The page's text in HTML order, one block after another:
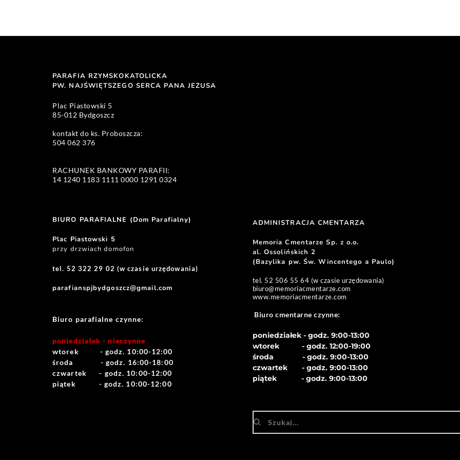
PARAFIA RZYMSKOKATOLICKA
PW. NAJŚWIĘTSZEGO SERCA PANA JEZUSA
Plac Piastowski 5
85-012 Bydgoszcz
kontakt do ks. Proboszcza:
504 062 376
RACHUNEK BANKOWY PARAFII:
14 1240 1183 1111 0000 1291 0324
BIURO PARAFIALNE (Dom Parafialny)
Plac Piastowski 5
przy drzwiach domofon
tel. 52 322 29 02 (w czasie urzędowania)
parafianspjbydgoszcz@gmail.com
Biuro parafialne czynne:
poniedziałek - nieczynne
wtorek          - godz. 10:00-12:00
środa             - godz. 16:00-18:00
czwartek      - godz. 10:00-12:00
piątek           - godz. 10:00-12:00
ADMINISTRACJA CMENTARZA
Memoria Cmentarze Sp. z o.o.
al. Ossolińskich 2
(Bazylika pw. Św. Wincentego a Paulo)
tel. 52 506 55 64 (w czasie urzędowania)
biuro@memoriacmentarze.com
www.memoriacmentarze.com
Biuro cmentarne czynne:
poniedziałek - godz. 9:00-13:00
wtorek           - godz. 12:00-19:00
środa              - godz. 9:00-13:00
czwartek       - godz. 9:00-13:00
piątek            - godz. 9:00-13:00